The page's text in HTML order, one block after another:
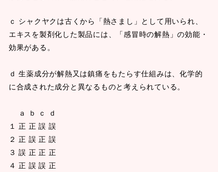
ｃ シャクヤクは古くから「熱さまし」として用いられ、
エキスを製剤化した製品には、「感冒時の解熱」の効能・
効果がある。
ｄ 生薬成分が解熱又は鎮痛をもたらす仕組みは、化学的
に合成された成分と異なるものと考えられている。
ａ ｂ ｃ ｄ
１ 正 正 誤 誤
２ 正 誤 正 誤
３ 誤 正 正 正
４ 正 誤 誤 正